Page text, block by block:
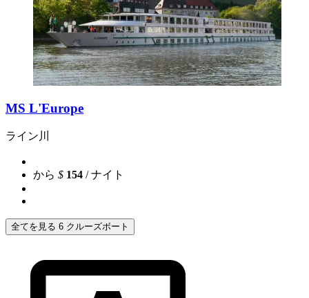
MS L'Europe
ライン川
から $ 154 / ナイト
全てを見る 6 クルーズボート